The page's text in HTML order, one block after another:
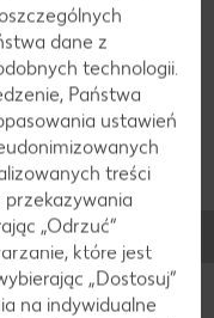
ma kluczowe
konsumpcji. Po
razu umieścić w
lub
Bezpieczna
Udka z
1–2 dni. Można je
a na potrzeby
dane z
technologii.
Państwa
ustawień
treści
„Odrzuć“
które jest
„Dostosuj”
na indywidualne